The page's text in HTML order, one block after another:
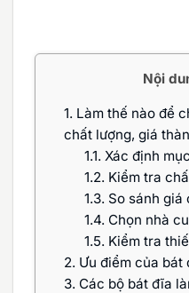
Nội
1. Làm thế nào để
chất lượng, giá
1.1. Xác định
1.2. Kiểm tra
1.3. So sánh giá
1.4. Chọn nhà
1.5. Kiểm tra
2. Ưu điểm của bát
3. Các bộ bát đĩa